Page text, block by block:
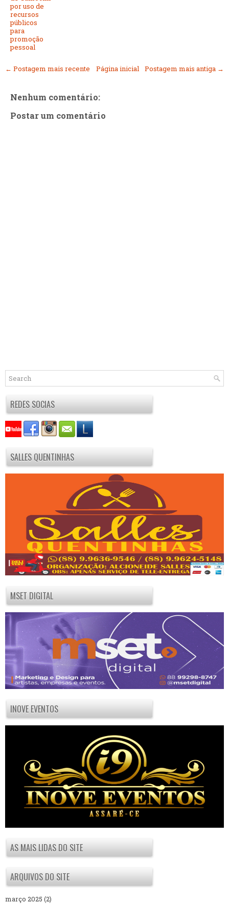
por uso de
recursos
públicos
para
promoção
pessoal
← Postagem mais recente Postagem mais antiga →
Página inicial
Nenhum comentário:
Postar um comentário
REDES SOCIAS
SALLES QUENTINHAS
MSET DIGITAL
INOVE EVENTOS
AS MAIS LIDAS DO SITE
ARQUIVOS DO SITE
março 2025 (2)